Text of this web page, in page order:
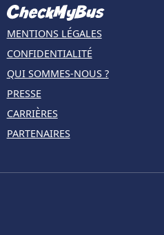
MENTIONS LÉGALES
CONFIDENTIALITÉ
QUI SOMMES-NOUS ?
PRESSE
CARRIÈRES
PARTENAIRES